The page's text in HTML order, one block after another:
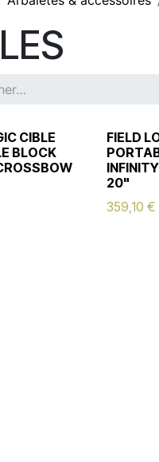
CIBLE
BLOCK
FIELD
20"
359,10 €